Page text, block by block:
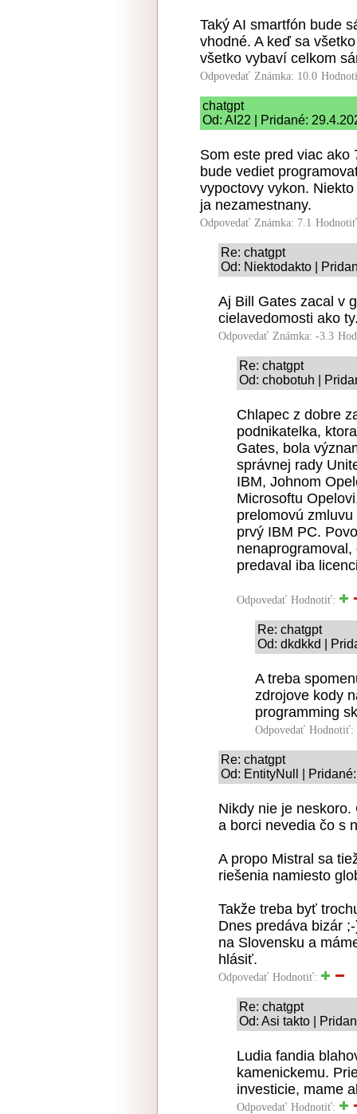
Taký AI smartfón bude
vhodné. A keď sa
všetko vybaví celkom
Odpovedať Známka: 10.0
chatgpt
Od: AI22 | Pridané:
Som este pred viac ako
bude vediet
vypoctovy vykon.
ja nezamestnany.
Odpovedať Známka: 7.1
Re: chatgpt
Od: Niektodakto |
Aj Bill Gates zacal v
cielavedomosti ako
Odpovedať Známka: -3.3
Re: chatgpt
Od: chobotuh |
Chlapec z dobre
podnikatelka,
Gates, bola
správnej rady
IBM, Johnom
Microsoftu
prelomovú
prvý IBM PC.
predaval iba
Odpovedať Hodnotiť:
Re: chatgpt
Od: dkdkkd |
A treba
zdrojove kody
programming
Odpovedať Hodnotiť:
Re: chatgpt
Od: EntityNull |
Nikdy nie je
a borci nevedia čo s
A propo Mistral sa
riešenia namiesto
Takže treba byť
Dnes predáva bizár
na Slovensku a
hlásiť.
Odpovedať Hodnotiť:
Re: chatgpt
Od: Asi takto |
Ludia fandia
kamenickemu.
investicie, mame
Odpovedať Hodnotiť: